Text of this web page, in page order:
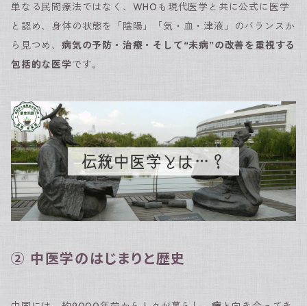
単なる民間療法ではなく、WHOも現代医学と共に公式に医学
と認め、身体の状態を「陰陽」「気・血・津液」のバランスか
ら見つめ、 病気の予防・治療・そして“未病”の改善を重視する
包括的な医学です。
② 中医学のはじまりと歴史